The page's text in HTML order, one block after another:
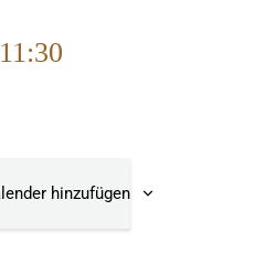
11:30
hinzufügen